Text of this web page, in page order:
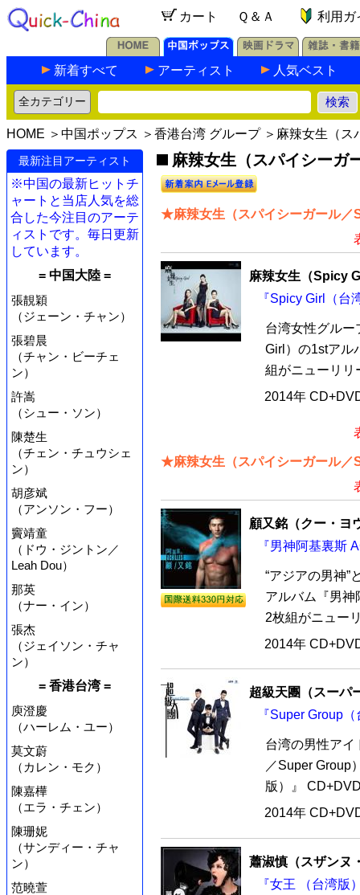
カート Ｑ＆Ａ 利用ガ
新着すべて アーティスト 人気ベスト
HOME ＞ 中国ポップス ＞ 香港台湾 グループ＞麻辣女生（ス
最新注目アーティスト
※中国の最新ヒットチ
ャートと当店人気を総
合した今注目のアーテ
ィストです。毎日更新
しています。
= 中国大陸 =
張靚穎
（ジェーン・チャン）
張碧晨
（チャン・ビーチェ
ン）
許嵩
（シュー・ソン）
陳楚生
（チェン・チュウシェ
ン）
胡彦斌
（アンソン・フー）
竇靖童
（ドウ・ジントン／
Leah Dou）
那英
（ナー・イン）
張杰
（ジェイソン・チャ
ン）
= 香港台湾 =
庾澄慶
（ハーレム・ユー）
莫文蔚
（カレン・モク）
陳嘉樺
（エラ・チェン）
陳珊妮
（サンディー・チャ
ン）
范曉萱
麻辣女生（スパイシーガ
★麻辣女生（スパイシーガール／
麻辣女生（Spicy
『Spicy Girl（台
台湾女性グル
Girl）の1stアル
組がニューリリ
2014年
★麻辣女生（スパイシーガール／
顧又銘（クー・ヨ
『男神阿基裏斯
“アジアの男神”
アルバム『男
2枚組がニュー
2014年
超級天團（スーパ
『Super Group
台湾の男性アイ
／Super Group
版）』
2014年
蕭淑慎（スザンヌ
『女王 （台湾版